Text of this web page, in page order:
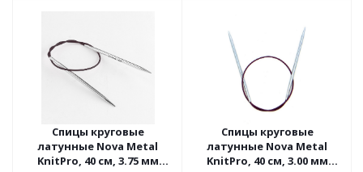
Спицы круговые
латунные Nova Metal
KnitPro, 40 см, 3.75 мм
Спицы круговые
латунные Nova Metal
KnitPro, 40 см, 3.00 мм